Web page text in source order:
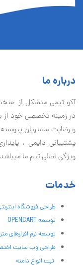
درباره ما
آكو تيمی متشکل از
در زمینه تخصصی خود از
و رضایت مشتریان
پشتیبانی دايمی ،
ویژگی اصلی تیم ما
خدمات
طراحی فروشگاه
توسعه OPENCART
توسعه نرم افزارهای
طراحی وب سایت
ثبت انواع دامنه